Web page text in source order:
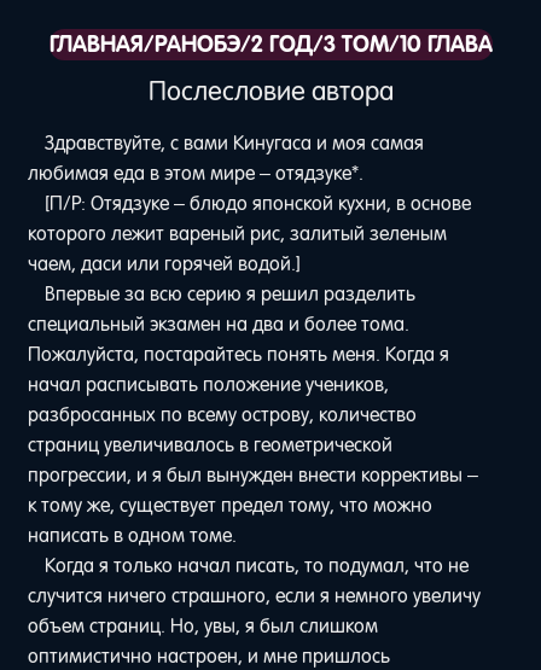
ГЛАВНАЯ/РАНОБЭ/2 ГОД/3 ТОМ/10 ГЛАВА
Послесловие автора
Здравствуйте, с вами Кинугаса и моя самая
любимая еда в этом мире – отядзуке*.
[П/Р: Отядзуке – блюдо японской кухни, в основе
которого лежит вареный рис, залитый зеленым
чаем, даси или горячей водой.]
Впервые за всю серию я решил разделить
специальный экзамен на два и более тома.
Пожалуйста, постарайтесь понять меня. Когда я
начал расписывать положение учеников,
разбросанных по всему острову, количество
страниц увеличивалось в геометрической
прогрессии, и я был вынужден внести коррективы –
к тому же, существует предел тому, что можно
написать в одном томе.
Когда я только начал писать, то подумал, что не
случится ничего страшного, если я немного увеличу
объем страниц. Но, увы, я был слишком
оптимистично настроен, и мне пришлось